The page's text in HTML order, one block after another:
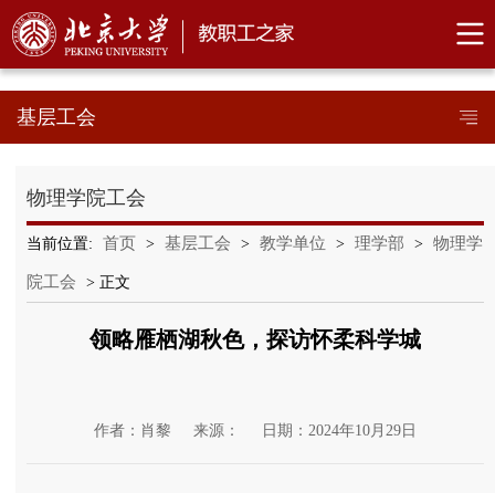
基层工会
物理学院工会
当前位置: 首页 > 基层工会 > 教学单位 > 理学部 > 物理学
院工会 > 正文
领略雁栖湖秋色，探访怀柔科学城
作者：肖黎 来源： 日期：2024年10月29日